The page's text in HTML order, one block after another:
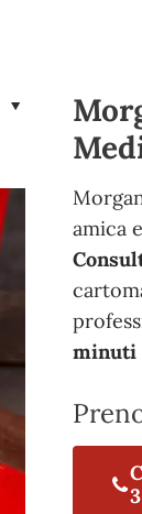
amica
minuti